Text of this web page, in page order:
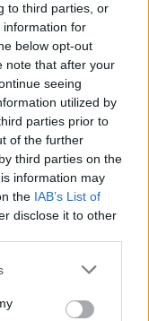
to third parties, or
information for
below opt-out
note that after your
seeing
utilized by
parties prior to
of the further
third parties on the
information may
the IAB’s List of
disclose it to other
or more Google
You may click to
en payout-ratio’s